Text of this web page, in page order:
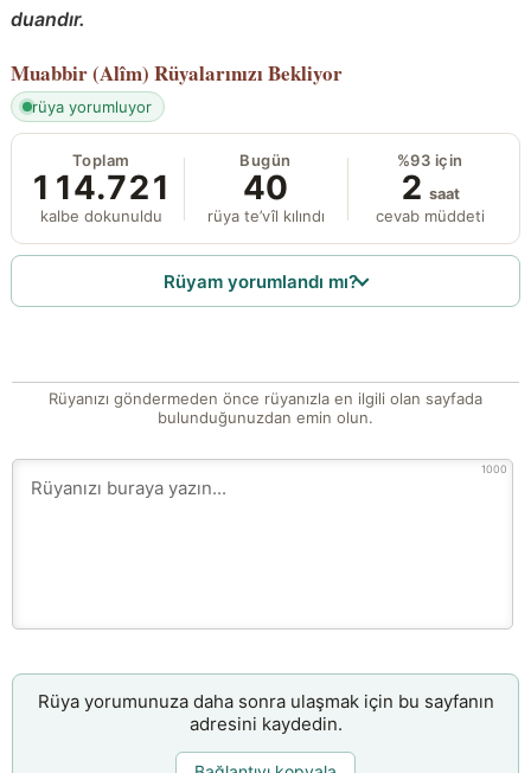
duandır.
Muabbir (Alîm) Rüyalarınızı Bekliyor
rüya yorumluyor
Toplam
114.721
kalbe dokunuldu
Bugün
40
rüya te’vîl kılındı
%93 için
2 saat
cevab müddeti
Rüyam yorumlandı mı?
Rüyanızı göndermeden önce rüyanızla en ilgili olan sayfada
bulunduğunuzdan emin olun.
1000
Rüya yorumunuza daha sonra ulaşmak için bu sayfanın
adresini kaydedin.